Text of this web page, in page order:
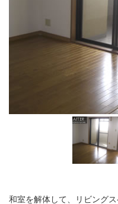
和室を解体して、リビングス